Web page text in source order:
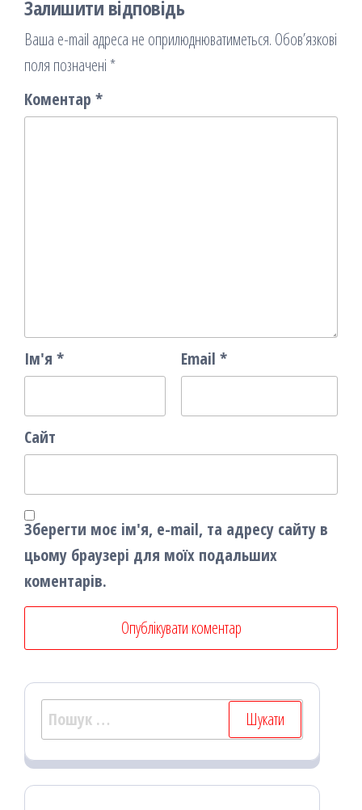
Залишити відповідь
Ваша e-mail адреса не оприлюднюватиметься. Обов’язкові
поля позначені *
Коментар *
Ім'я * Email *
Сайт
Зберегти моє ім'я, e-mail, та адресу сайту в
цьому браузері для моїх подальших
коментарів.
Пошук: